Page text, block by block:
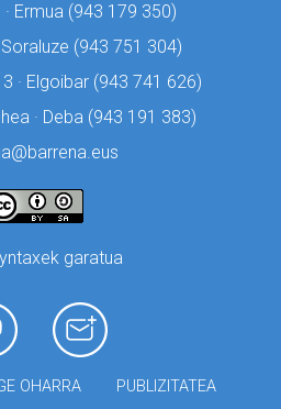
Ermua (943 179 350)
(943 751 304)
· Elgoibar (943 741 626)
· Deba (943 191 383)
garatua
OHARRA PUBLIZITATEA